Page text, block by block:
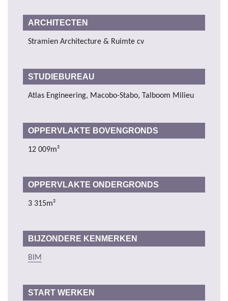
ARCHITECTEN
Stramien Architecture & Ruimte cv
STUDIEBUREAU
Atlas Engineering, Macobo-Stabo, Talboom Milieu
OPPERVLAKTE BOVENGRONDS
12 009m²
OPPERVLAKTE ONDERGRONDS
3 315m²
BIJZONDERE KENMERKEN
BIM
START WERKEN